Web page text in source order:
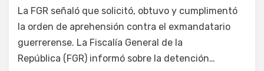
porFernando Miranda Servín
La FGR señaló que solicitó, obtuvo y cumplimentó
la orden de aprehensión contra el exmandatario
guerrerense. La Fiscalía General de la
República (FGR) informó sobre la detención…